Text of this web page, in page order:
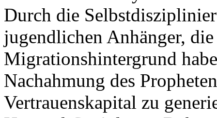
Durch die
jugendlichen Anhänger,
Migrationshintergrund
Nachahmung des
Vertrauenskapital zu